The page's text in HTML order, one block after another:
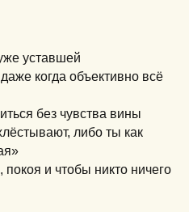
уставшей
когда объективно всё
без чувства вины
либо ты как
покоя и чтобы никто ничего